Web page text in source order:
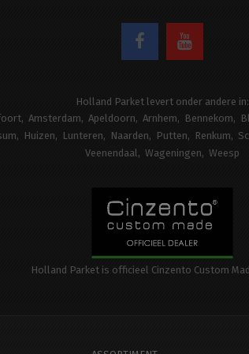
Holland Parket levert onder andere in:
Amsterdam Apeldoorn Arnhem Bennekom
Huizen Lunteren Naarden Putten Renkum
Veenendaal
Wageningen Weesp
Holland Parket is officieel Cinzento Custom